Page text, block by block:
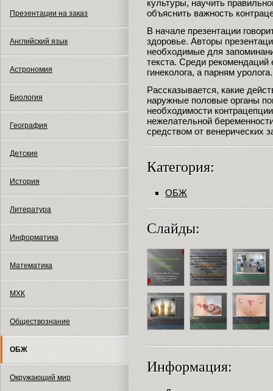
Презентации на заказ
Английский язык
Астрономия
Биология
География
Детские
История
Литература
Информатика
Математика
МХК
Обществознание
ОБЖ
Окружающий мир
культуры, научить
объяснить важность
В начале презентации
здоровье. Авторы
необходимые для
текста. Среди
гинеколога, а парням уролога.
Рассказывается, какие
наружные половые органы
необходимости
нежелательной
средством от венерических
Категория:
ОБЖ
Слайды:
Информация: